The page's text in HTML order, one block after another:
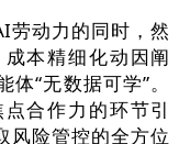
动力的同时，然
本精细化动因阐
“无数据可学”。
合作力的环节引
风险管控的全方位